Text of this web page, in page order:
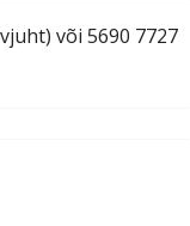
või 5690 7727